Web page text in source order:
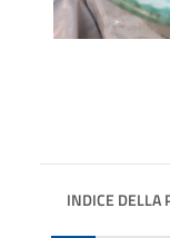
INDICE DELLA